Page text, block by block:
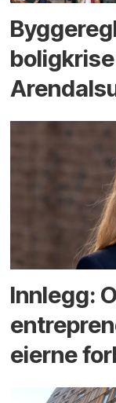
Innlegg:
eierne